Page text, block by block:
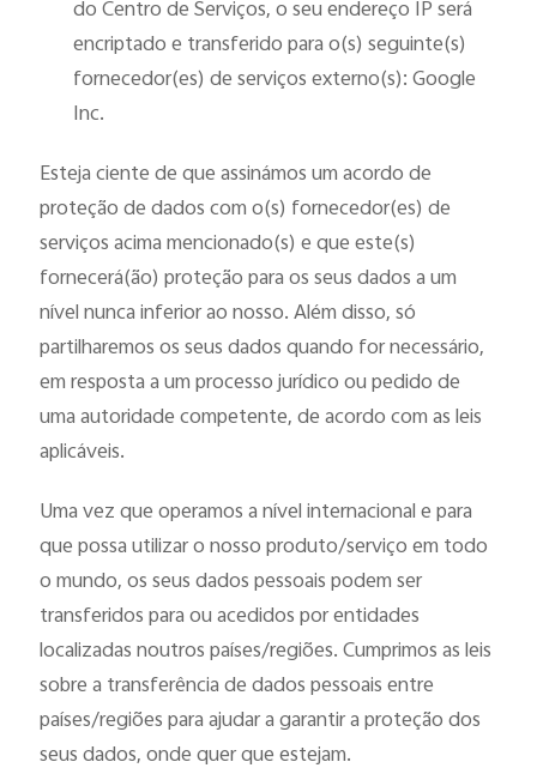
do Centro de Serviços, o seu endereço IP será
encriptado e transferido para o(s) seguinte(s)
fornecedor(es) de serviços externo(s): Google
Inc.
Esteja ciente de que assinámos um acordo de
proteção de dados com o(s) fornecedor(es) de
serviços acima mencionado(s) e que este(s)
fornecerá(ão) proteção para os seus dados a um
nível nunca inferior ao nosso. Além disso, só
partilharemos os seus dados quando for necessário,
em resposta a um processo jurídico ou pedido de
uma autoridade competente, de acordo com as leis
aplicáveis.
Uma vez que operamos a nível internacional e para
que possa utilizar o nosso produto/serviço em todo
o mundo, os seus dados pessoais podem ser
transferidos para ou acedidos por entidades
localizadas noutros países/regiões. Cumprimos as leis
sobre a transferência de dados pessoais entre
países/regiões para ajudar a garantir a proteção dos
seus dados, onde quer que estejam.